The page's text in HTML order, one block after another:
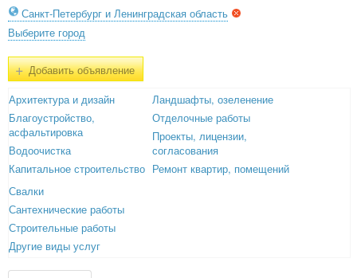
Санкт-Петербург и Ленинградская область
Выберите город
+Добавить объявление
Архитектура и дизайн
Благоустройство,
асфальтировка
Водоочистка
Капитальное строительство
Ландшафты, озеленение
Отделочные работы
Проекты, лицензии,
согласования
Ремонт квартир, помещений
Свалки
Сантехнические работы
Строительные работы
Другие виды услуг